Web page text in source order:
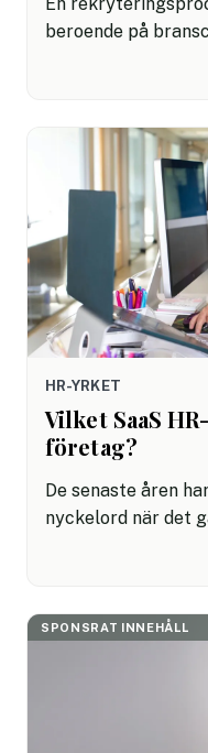
beroende på
att göra
att få bättre
och fördjupade
HR-YRKET
Vilket SaaS
företag?
De senaste åren
nyckelord när det
HR-verktyg för din
SPONSRAT INNEHÅLL